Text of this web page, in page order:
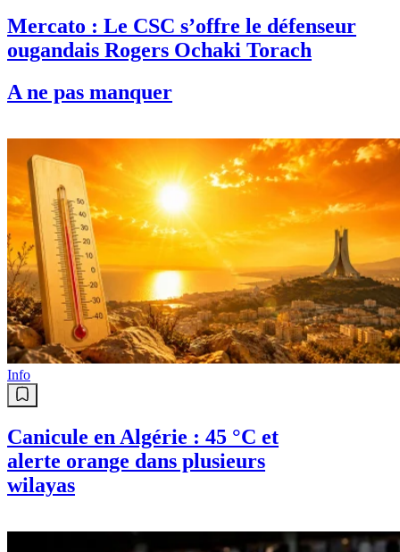
Mercato : Le CSC s’offre le défenseur
ougandais Rogers Ochaki Torach
A ne pas manquer
Info
Canicule en Algérie : 45 °C et
alerte orange dans plusieurs
wilayas